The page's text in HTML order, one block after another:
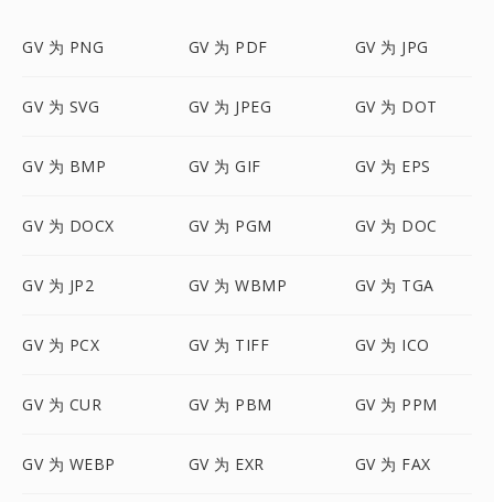
GV 为 PNG GV 为 PDF GV 为 JPG
GV 为 SVG GV 为 JPEG GV 为 DOT
GV 为 BMP GV 为 GIF GV 为 EPS
GV 为 DOCX GV 为 PGM GV 为 DOC
GV 为 JP2 GV 为 WBMP GV 为 TGA
GV 为 PCX GV 为 TIFF GV 为 ICO
GV 为 CUR GV 为 PBM GV 为 PPM
GV 为 WEBP GV 为 EXR GV 为 FAX